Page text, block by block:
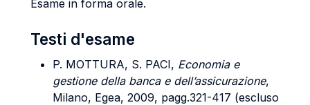
Esame in forma orale.
Testi d'esame
P. MOTTURA, S. PACI, Economia e
gestione della banca e dell’assicurazione,
Milano, Egea, 2009, pagg.321-417 (escluso